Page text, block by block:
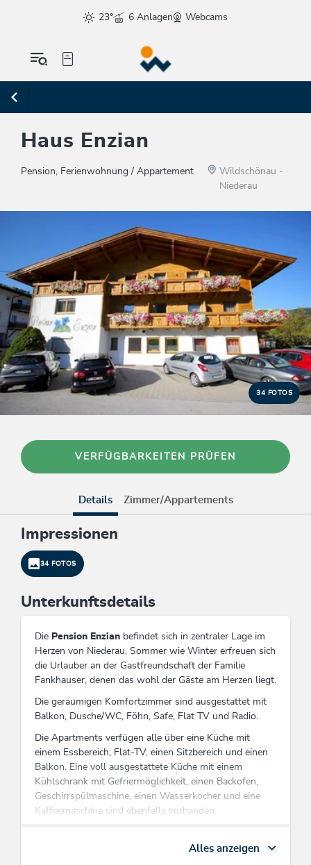
23° 6 Anlagen Webcams
Haus Enzian
Pension, Ferienwohnung / Appartement
Wildschönau -
Niederau
34 FOTOS
VERFÜGBARKEITEN PRÜFEN
Details Zimmer/Appartements
Impressionen
34 FOTOS
Unterkunftsdetails
Die Pension Enzian befindet sich in zentraler Lage im
Herzen von Niederau, Sommer wie Winter erfreuen sich
die Urlauber an der Gastfreundschaft der Familie
Fankhauser, denen das wohl der Gäste am Herzen liegt.
Die geräumigen Komfortzimmer sind ausgestattet mit
Balkon, Dusche/WC, Föhn, Safe, Flat TV und Radio.
Die Apartments verfügen alle über eine Küche mit
einem Essbereich, Flat-TV, einen Sitzbereich und einen
Balkon. Eine voll ausgestattete Küche mit einem
Kühlschrank mit Gefriermöglichkeit, einen Backofen,
Geschirrspülmaschine, einen Wasserkocher und eine
Kaffeemaschine sind ebenfalls vorhanden.
Safe, Bettwäsche, Geschirrtücher, Handtücher und
Alles anzeigen